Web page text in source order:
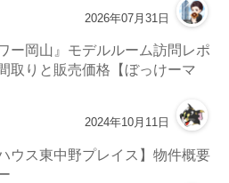
2026年07月31日
ー岡山』モデルルーム訪問レポ
取りと販売価格【ぼっけーマ
2024年10月11日
ウス東中野プレイス】物件概要